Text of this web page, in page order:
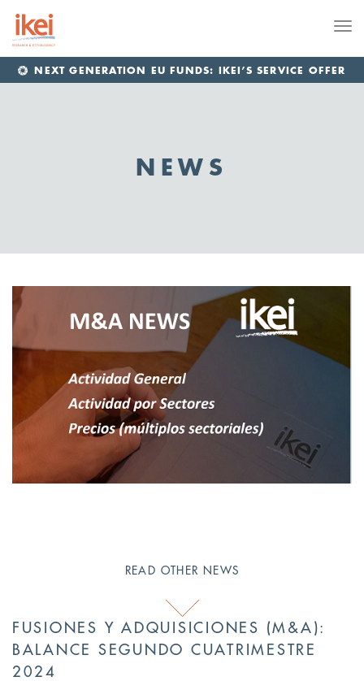
NEXT GENERATION EU FUNDS: IKEI’S SERVICE OFFER
NEWS
READ OTHER NEWS
FUSIONES Y ADQUISICIONES (M&A):
BALANCE SEGUNDO CUATRIMESTRE
2024